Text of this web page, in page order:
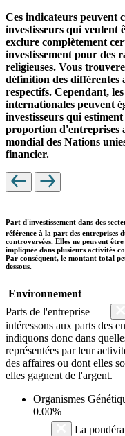
Ces indicateurs peuvent
investisseurs qui veulent
exclure complètement
investissement pour des
religieuses. Vous
définition des différentes
respectifs. Cependant,
internationales peuvent
investisseurs qui
proportion d'entreprises
mondial des Nations
financier.
Part d'investissement dans des
référence à la part des entreprises
controversées. Elles ne peuvent
impliquée dans plusieurs activités
Par conséquent, le montant total
dessous.
Environnement
Parts de l'entreprise
intéressons aux parts des
indiquons donc dans
représentées par leur
des affaires ou dont elles
elles gagnent de l'argent.
Organismes
0.00%
La